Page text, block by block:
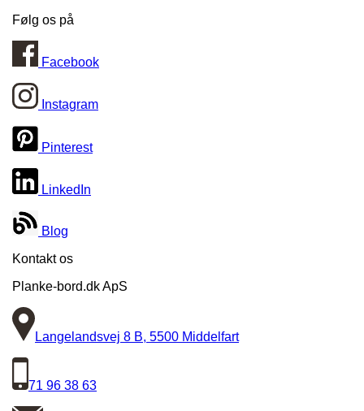
Følg os på
Facebook
Instagram
Pinterest
LinkedIn
Blog
Kontakt os
Planke-bord.dk ApS
Langelandsvej 8 B, 5500 Middelfart
71 96 38 63